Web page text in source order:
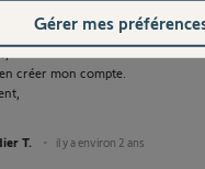
créer mon compte.
T. il y a environ 2 ans
Gérer mes